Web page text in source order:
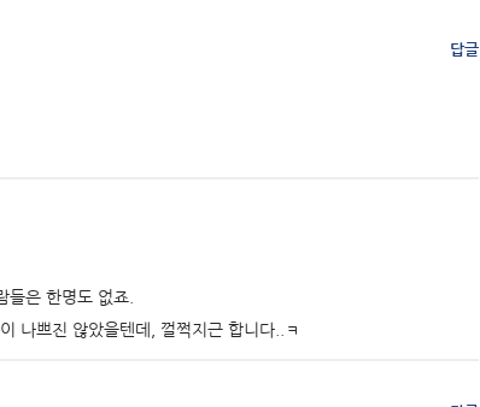
답글
들은 한명도 없죠.
나쁘진 않았을텐데, 껄쩍지근 합니다..ㅋ